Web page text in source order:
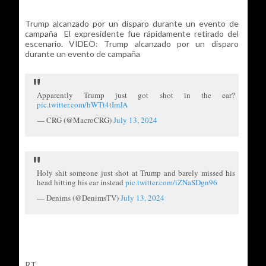
Trump alcanzado por un disparo durante un evento de
campaña El expresidente fue rápidamente retirado del
escenario. VIDEO: Trump alcanzado por un disparo
durante un evento de campaña
Apparently Trump just got shot in the ear?
pic.twitter.com/hWTt4tImJA
— CRG (@MacroCRG)July 13, 2024
Holy shit someone just shot at Trump and barely missed his
head hitting his ear instead pic.twitter.com/iZNaSDgn96
— Denims (@DenimsTV)July 13, 2024